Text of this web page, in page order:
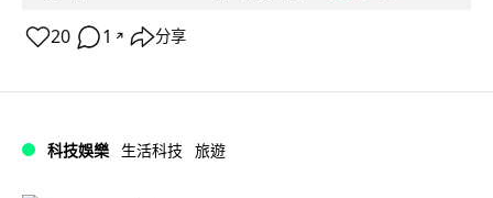
20 1 ↗ 分享
科技娛樂 生活科技 旅遊